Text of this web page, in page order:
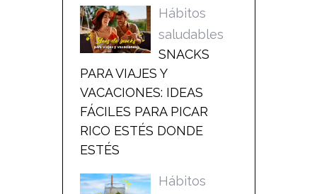
Hábitos
saludables
SNACKS
PARA VIAJES Y
VACACIONES: IDEAS
FÁCILES PARA PICAR
RICO ESTÉS DONDE
ESTÉS
Hábitos